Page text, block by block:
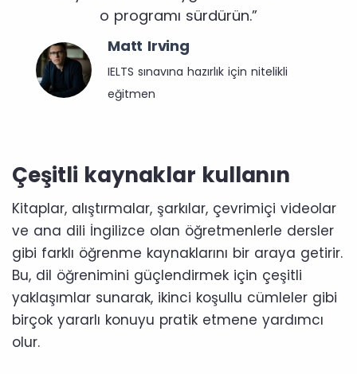
o programı sürdürün.”
Matt Irving
IELTS sınavına hazırlık için nitelikli
eğitmen
Çeşitli kaynaklar kullanın
Kitaplar, alıştırmalar, şarkılar, çevrimiçi videolar
ve ana dili İngilizce olan öğretmenlerle dersler
gibi farklı öğrenme kaynaklarını bir araya getirir.
Bu, dil öğrenimini güçlendirmek için çeşitli
yaklaşımlar sunarak, ikinci koşullu cümleler gibi
birçok yararlı konuyu pratik etmene yardımcı
olur.